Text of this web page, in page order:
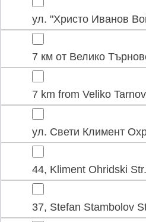
ул. "Христо Иванов
7 км от Велико
7 km from Veliko
ул. Свети Климент
44, Kliment Ohridski Str.
37, Stefan Stambolov